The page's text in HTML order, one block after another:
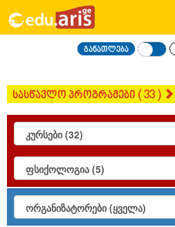
განათლება
სასწავლო პროგრამები ( 33 )